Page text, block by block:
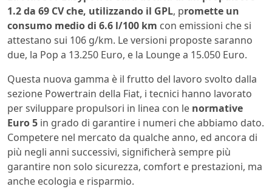
1.2 da 69 CV che, utilizzando il GPL, promette un
consumo medio di 6.6 l/100 km con emissioni che si
attestano sui 106 g/km. Le versioni proposte saranno
due, la Pop a 13.250 Euro, e la Lounge a 15.050 Euro.
Questa nuova gamma è il frutto del lavoro svolto dalla
sezione Powertrain della Fiat, i tecnici hanno lavorato
per sviluppare propulsori in linea con le normative
Euro 5 in grado di garantire i numeri che abbiamo dato.
Competere nel mercato da qualche anno, ed ancora di
più negli anni successivi, significherà sempre più
garantire non solo sicurezza, comfort e prestazioni, ma
anche ecologia e risparmio.